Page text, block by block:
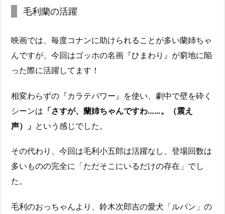
毛利蘭の活躍
映画では、毎度コナンに助けられることが多い蘭姉ちゃ
んですが、今回はゴッホの名画『ひまわり』が窮地に陥
った際に活躍してます！
相変わらずの『カラテパワー』を使い、劇中で壁を砕く
シーンは 「さすが、蘭姉ちゃんですわ……。（震え
声）」 という感じでした。
その代わり、今回は毛利小五郎は活躍なし、登場回数は
多いものの完全に「ただそこにいるだけの存在」でし
た。
毛利のおっちゃんより、鈴木次郎吉の愛犬「ルパン」の